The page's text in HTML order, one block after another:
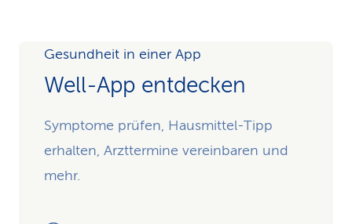
Gesundheit in einer App
Well-App entdecken
Symptome prüfen, Hausmittel-Tipp
erhalten, Arzttermine vereinbaren und
mehr.